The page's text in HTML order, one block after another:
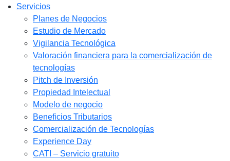
Servicios
Planes de Negocios
Estudio de Mercado​
Vigilancia Tecnológica
Valoración financiera para la comercialización de
tecnologías
Pitch de Inversión
Propiedad Intelectual
Modelo de negocio
Beneficios Tributarios
Comercialización de Tecnologías
Experience Day
CATI – Servicio gratuito